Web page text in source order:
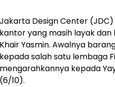
Jakarta Design Center
kantor yang masih layak
Khair Yasmin. Awalnya
kepada salah satu lembaga
mengarahkannya kepada
(6/10).